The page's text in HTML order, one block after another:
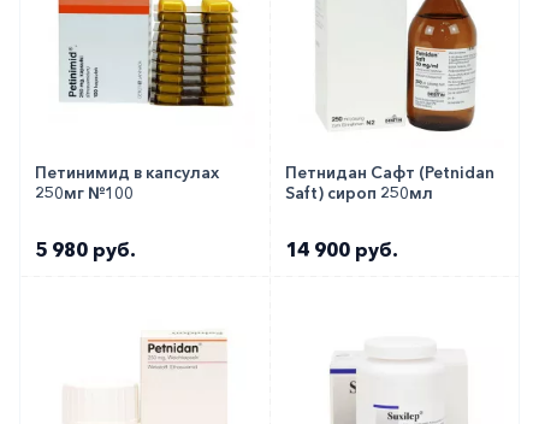
Петинимид в капсулах
250мг №100
5 980 руб.
Петнидан Сафт (Petnidan
Saft) сироп 250мл
14 900 руб.